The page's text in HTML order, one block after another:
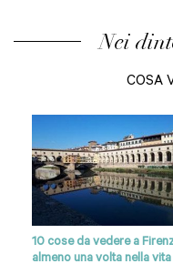
Nei
COSA
10 cose da vedere a
almeno una volta nella vita